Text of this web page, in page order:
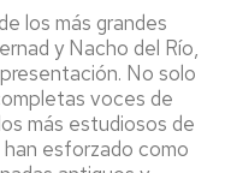
los más grandes
y Nacho del Río,
No solo
voces de
más estudiosos de
esforzado como